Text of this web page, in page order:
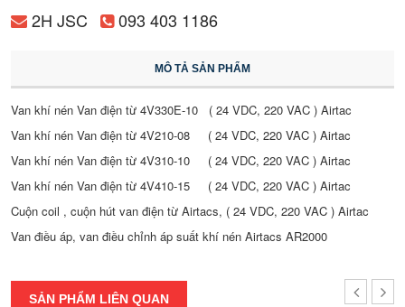
2H JSC 093 403 1186
MÔ TẢ SẢN PHẨM
Van khí nén Van điện từ 4V330E-10 ( 24 VDC, 220 VAC ) Airtac
Van khí nén Van điện từ 4V210-08 ( 24 VDC, 220 VAC ) Airtac
Van khí nén Van điện từ 4V310-10 ( 24 VDC, 220 VAC ) Airtac
Van khí nén Van điện từ 4V410-15 ( 24 VDC, 220 VAC ) Airtac
Cuộn coil , cuộn hút van điện từ Airtacs, ( 24 VDC, 220 VAC ) Airtac
Van điều áp, van điều chỉnh áp suất khí nén Airtacs AR2000
SẢN PHẨM LIÊN QUAN